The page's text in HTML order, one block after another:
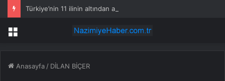
Türkiye’nin 11 ilinin altından altın fışkıracak
Menü
Anasayfa / DİLAN BİÇER